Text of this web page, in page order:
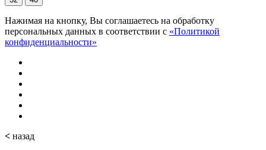
Нажимая на кнопку, Вы соглашаетесь на обработку
персональных данных в соответствии с «Политикой
конфиденциальности»
< назад